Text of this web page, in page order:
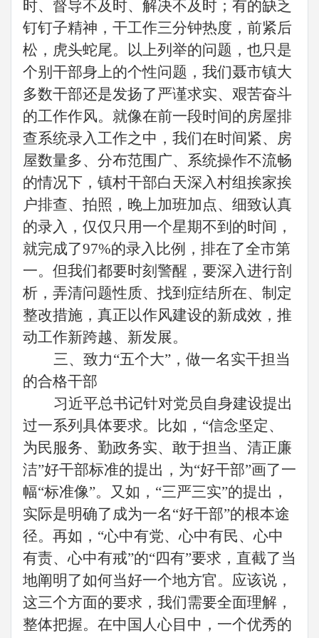
时、督导不及时、解决不及时；有的缺乏
钉钉子精神，干工作三分钟热度，前紧后
松，虎头蛇尾。以上列举的问题，也只是
个别干部身上的个性问题， 我们聂市镇大
多数干部还是发扬了严谨求实、艰苦奋斗
的工作作风。 就像在前一段时间的房屋排
查系统录入工作之中，我们在时间紧、房
屋数量多、分布范围广、系统操作不流畅
的情况下，镇村干部白天深入村组挨家挨
户排查、拍照，晚上加班加点、细致认真
的录入，仅仅只用一个星期不到的时间，
就完成了97%的录入比例，排在了全市第
一。 但我们都要时刻警醒，要深入进行剖
析，弄清问题性质、找到症结所在、制定
整改措施，真正以作风建设的新成效，推
动工作新跨越、新发展。
三、 致力“五个大”，做一名实干担当
的合格干部
习近平总书记针对党员自身建设提出
过一系列具体要求。比如， “信念坚定、
为民服务、勤政务实、敢于担当、清正廉
洁”好干部标准的提出，为“好干部”画了一
幅“标准像”。又如，“三严三实”的提出，
实际是明确了成为一名“好干部”的根本途
径。再如，“心中有党、心中有民、心中
有责、心中有戒”的“四有”要求，直截了当
地阐明了如何当好一个地方官。应该说，
这三个方面的要求，我们需要全面理解，
整体把握。在中国人心目中，一个优秀的